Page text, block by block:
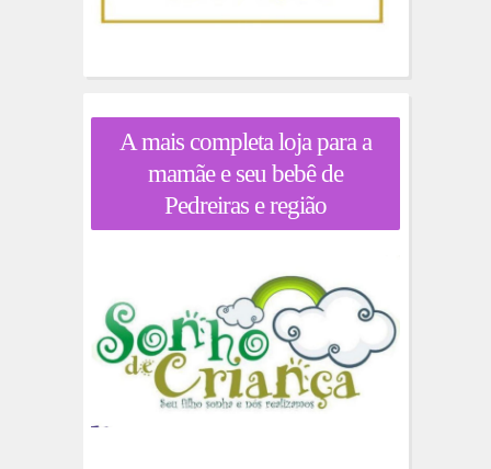
A mais completa loja para a
mamãe e seu bebê de
Pedreiras e região